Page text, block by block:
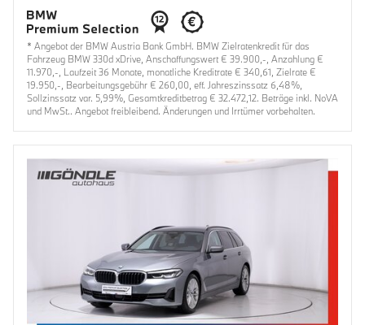
* Angebot der BMW Austria Bank GmbH. BMW Zielratenkredit für das
Fahrzeug BMW 330d xDrive, Anschaffungswert € 39.900,-, Anzahlung €
11.970,-, Laufzeit 36 Monate, monatliche Kreditrate € 340,61, Zielrate €
19.950,-, Bearbeitungsgebühr € 260,00, eff. Jahreszinssatz 6,48%,
Sollzinssatz var. 5,99%, Gesamtkreditbetrag € 32.472,12. Beträge inkl. NoVA
und MwSt.. Angebot freibleibend. Änderungen und Irrtümer vorbehalten.